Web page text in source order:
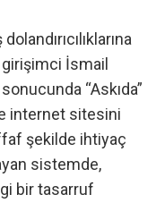
İsmail
“Askıda”
internet sitesini
şekilde ihtiyaç
sistemde,
bir tasarruf